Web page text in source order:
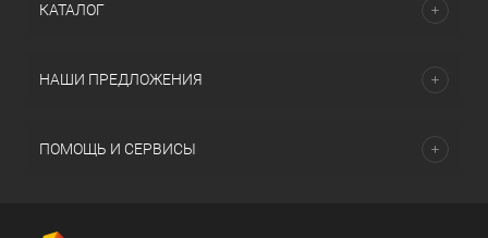
КАТАЛОГ
НАШИ ПРЕДЛОЖЕНИЯ
ПОМОЩЬ И СЕРВИСЫ